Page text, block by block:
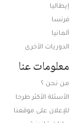
إيطاليا
فرنسا
ألمانيا
الدوريات الأخرى
معلومات عنا
من نحن ؟
الأسئلة الأكثر طرحا
للإعلان على موقعنا